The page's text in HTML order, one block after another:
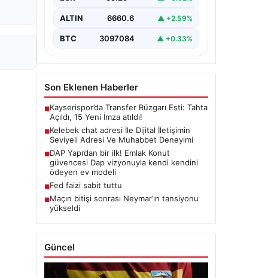
bir şekilde irtibat kurması ciddi bir
olarak…
ALTIN 6660.6 ▲ +2.59%
BTC 3097084 ▲ +0.33%
Son Eklenen Haberler
■Kayserispor’da Transfer Rüzgarı Esti: Tahta
Açıldı, 15 Yeni İmza atıldı!
■Kelebek chat adresi İle Dijital İletişimin
Seviyeli Adresi Ve Muhabbet Deneyimi
■DAP Yapı’dan bir ilk! Emlak Konut
güvencesi Dap vizyonuyla kendi kendini
ödeyen ev modeli
■Fed faizi sabit tuttu
■Maçın bitişi sonrası Neymar’ın tansiyonu
yükseldi
Güncel